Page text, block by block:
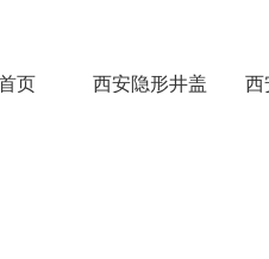
页 西安隐形井盖 西